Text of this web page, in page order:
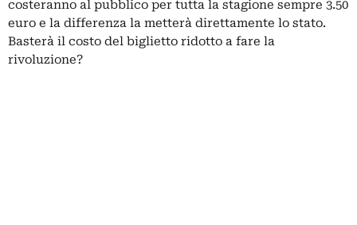
costeranno al pubblico per tutta la stagione sempre 3.50
euro e la differenza la metterà direttamente lo stato.
Basterà il costo del biglietto ridotto a fare la
rivoluzione?